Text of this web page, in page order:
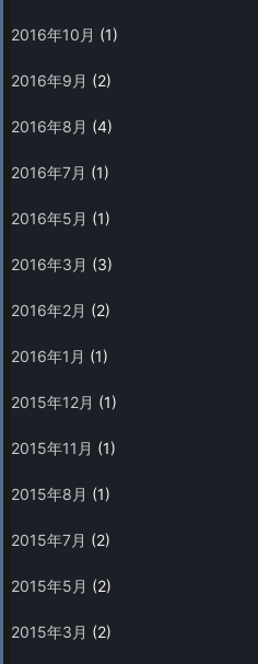
2016年10月 (1)
2016年9月 (2)
2016年8月 (4)
2016年7月 (1)
2016年5月 (1)
2016年3月 (3)
2016年2月 (2)
2016年1月 (1)
2015年12月 (1)
2015年11月 (1)
2015年8月 (1)
2015年7月 (2)
2015年5月 (2)
2015年3月 (2)